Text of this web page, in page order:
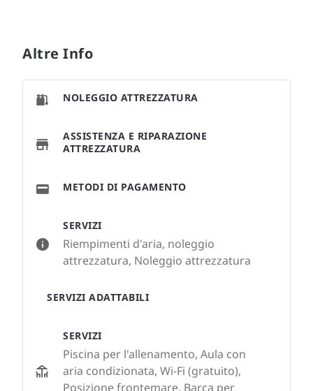
Altre Info
SERVIZI
Riempimenti d'aria, noleggio
attrezzatura, Noleggio attrezzatura
SERVIZI ADATTABILI
SERVIZI
Piscina per l'allenamento, Aula con
aria condizionata, Wi-Fi (gratuito),
Posizione frontemare, Barca per
NOLEGGIO ATTREZZATURA
ASSISTENZA E RIPARAZIONE
ATTREZZATURA
METODI DI PAGAMENTO